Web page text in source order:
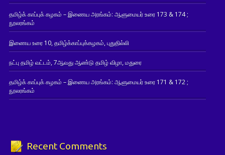
தமிழ்க் காப்புக் கழகம் – இணைய அரங்கம்: ஆளுமையர் உரை 173 & 174 ;
நூலரங்கம்
இணைய உரை 10, தமிழ்க்காப்புக்கழகம், புதுதில்லி
நட்பு தமிழ் வட்டம், 7ஆவது ஆண்டு தமிழ் விழா, மதுரை
தமிழ்க் காப்புக் கழகம் – இணைய அரங்கம்: ஆளுமையர் உரை 171 & 172 ;
நூலரங்கம்
Recent Comments